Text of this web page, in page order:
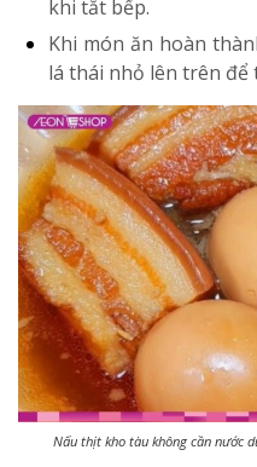
khi tắt bếp.
Khi món ăn hoàn
lá thái nhỏ lên trên để
Nấu thịt kho tàu không cần nước